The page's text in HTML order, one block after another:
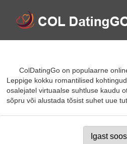
ColDatingGo on populaarne
Leppige kokku romantilised
osalejatel virtuaalse suhtluse kaudu
sõpru või alustada tõsist suhet uue